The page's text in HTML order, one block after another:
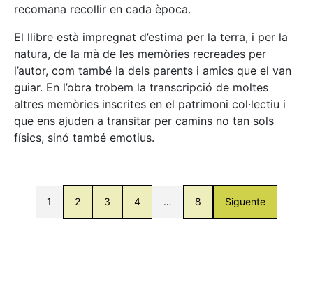
recomana recollir en cada època.
El llibre està impregnat d’estima per la terra, i per la
natura, de la mà de les memòries recreades per
l’autor, com també la dels parents i amics que el van
guiar. En l’obra trobem la transcripció de moltes
altres memòries inscrites en el patrimoni col·lectiu i
que ens ajuden a transitar per camins no tan sols
físics, sinó també emotius.
1 2 3 4 … 8 Siguente